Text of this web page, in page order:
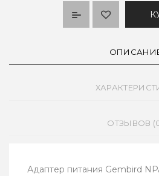
ОТЗЫВОВ
Адаптер питания Gembird